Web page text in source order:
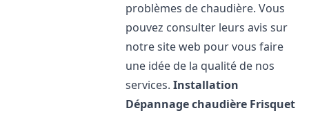
problèmes de chaudière. Vous
pouvez consulter leurs avis sur
notre site web pour vous faire
une idée de la qualité de nos
services.Installation
Dépannage chaudière Frisquet